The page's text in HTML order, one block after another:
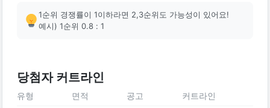
1순위 경쟁률이 1이하라면 2,3순위도 가능성이 있어요!
예시) 1순위 0.8 : 1
당첨자 커트라인
유형 면적 공고 커트라인